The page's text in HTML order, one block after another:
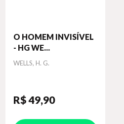
O HOMEM INVISÍVEL
- HG WE...
Autor
WELLS, H. G.
R$ 49,90